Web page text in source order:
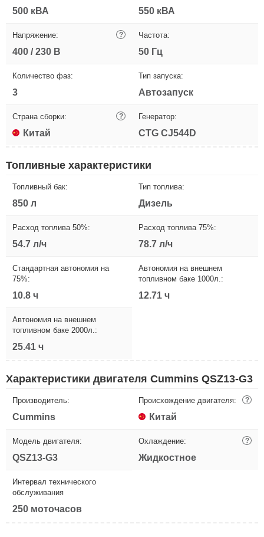
500 кВА 550 кВА
Напряжение: ?
400 / 230 В
Частота:
50 Гц
Количество фаз:
3
Тип запуска:
Автозапуск
Страна сборки: ?
Китай
Генератор:
CTG CJ544D
Топливные характеристики
Топливный бак:
850 л
Тип топлива:
Дизель
Расход топлива 50%:
54.7 л/ч
Расход топлива 75%:
78.7 л/ч
Стандартная автономия на
75%:
10.8 ч
Автономия на внешнем
топливном баке 1000л.:
12.71 ч
Автономия на внешнем
топливном баке 2000л.:
25.41 ч
Характеристики двигателя Cummins QSZ13-G3
Производитель:
Cummins
Происхождение двигателя: ?
Китай
Модель двигателя:
QSZ13-G3
Охлаждение: ?
Жидкостное
Интервал технического
обслуживания
250 моточасов